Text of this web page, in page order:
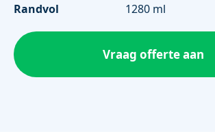
Randvol
1280 ml
Vraag offerte aan